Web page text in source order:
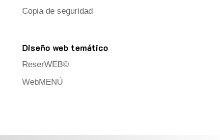
Copia de seguridad
Diseño web temático
ReserWEB©
WebMENÚ